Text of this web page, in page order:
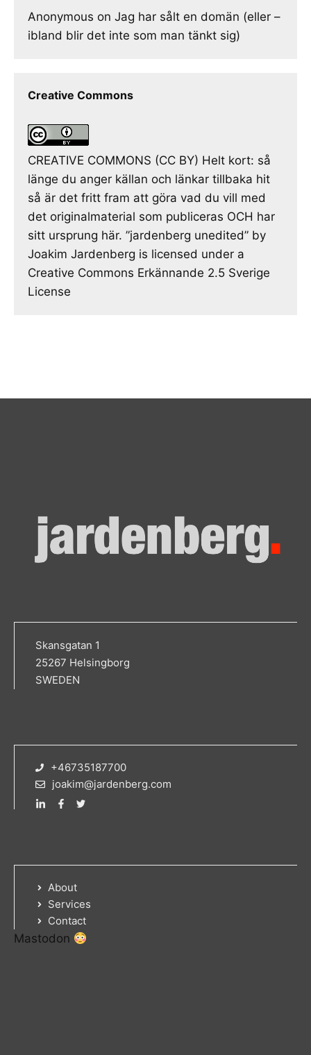
Anonymous on Jag har sålt en domän (eller –
ibland blir det inte som man tänkt sig)
Creative Commons
CREATIVE COMMONS (CC BY) Helt kort: så
länge du anger källan och länkar tillbaka hit
så är det fritt fram att göra vad du vill med
det originalmaterial som publiceras OCH har
sitt ursprung här. ”jardenberg unedited” by
Joakim Jardenberg is licensed under a
Creative Commons Erkännande 2.5 Sverige
License
Skansgatan 1
25267 Helsingborg
SWEDEN
+46735187700
joakim@jardenberg.com
About
Services
Contact
Mastodon